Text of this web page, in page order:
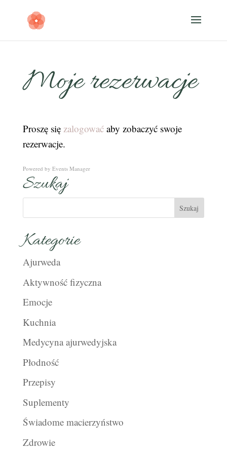
Moje rezerwacje
Proszę się zalogowaćaby zobaczyć swoje
rezerwacje.
Powered by Events Manager
Szukaj
Kategorie
Ajurweda
Aktywność fizyczna
Emocje
Kuchnia
Medycyna ajurwedyjska
Płodność
Przepisy
Suplementy
Świadome macierzyństwo
Zdrowie